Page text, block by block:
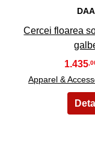
Cercei floarea
1.435
Apparel &